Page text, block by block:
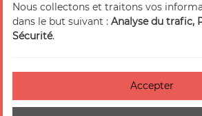
© 2026 Valence Romans
réservés
Crédits
Accessibilité : non-
Nous collectons et traitons vos
dans le but suivant : Analyse du trafic,
Sécurité.
Accepter